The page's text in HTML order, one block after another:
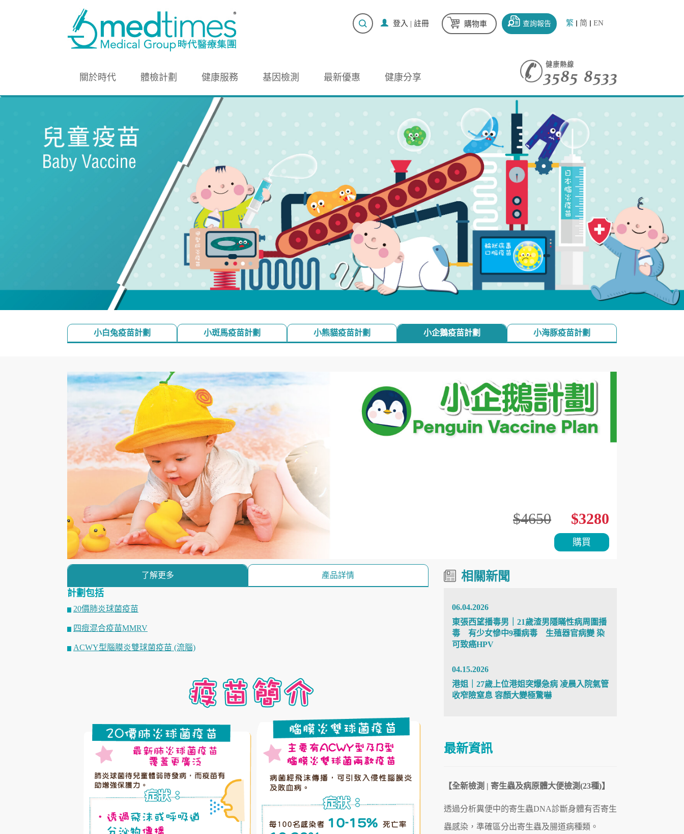
繁 简 EN
查詢報告
購物車
登入 | 註冊
關於時代 體檢計劃 健康服務 基因檢測 最新優惠 健康分享
小白兔疫苗計劃 小斑馬疫苗計劃 小熊貓疫苗計劃 小企鵝疫苗計劃 小海豚疫苗計劃
$4650 $3280
購買
了解更多 產品詳情
計劃包括
20價肺炎球菌疫苗
四痘混合疫苗MMRV
ACWY型腦膜炎雙球菌疫苗 (流腦)
相關新聞
06.04.2026
東張西望播毒男｜21歲渣男隱瞞性病周圍播
毒 有少女慘中9種病毒 生殖器官病變 染
可致癌HPV
04.15.2026
港姐｜27歲上位港姐突爆急病 凌晨入院氣管
收窄險窒息 容顏大變極驚嚇
最新資訊
【全新檢測 | 寄生蟲及病原體大便檢測(23種)】
透過分析糞便中的寄生蟲DNA診斷身體有否寄生
蟲感染，準確區分出寄生蟲及腸道病種類 。